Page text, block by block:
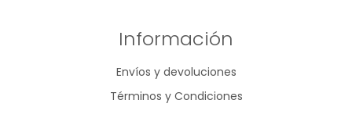
Información
Envíos y devoluciones
Términos y Condiciones